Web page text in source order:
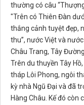
thường có câu
"Trên có Thiên Đàn
thắng cảnh tuyệt đẹp,
thu”, nước Việt và
Châu Trang, Tây
Trên du thuyền Tây
tháp Lôi Phong, ngôi
kỳ nhà Ngũ Đại và đã
Hàng Châu. Kế đó